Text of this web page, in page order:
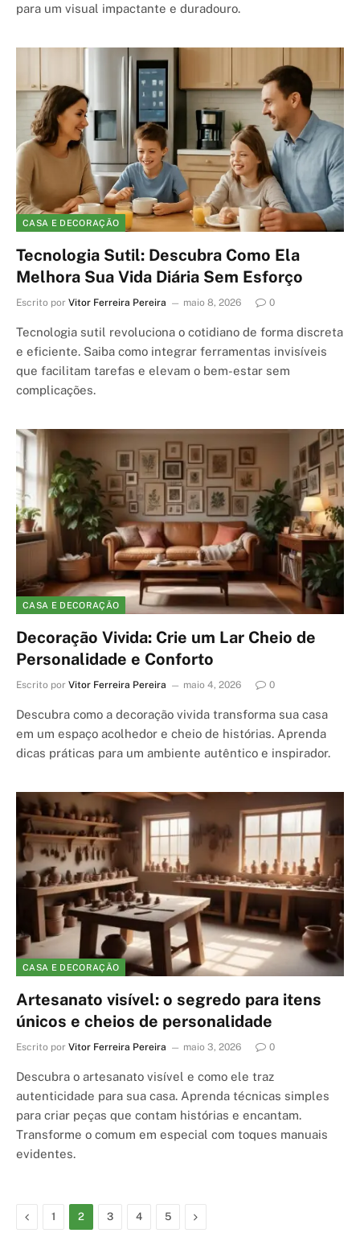
para um visual impactante e duradouro.
CASA E DECORAÇÃO
Tecnologia Sutil: Descubra Como Ela
Melhora Sua Vida Diária Sem Esforço
Escrito por Vitor Ferreira Pereira maio 8, 2026 0
Tecnologia sutil revoluciona o cotidiano de forma discreta
e eficiente. Saiba como integrar ferramentas invisíveis
que facilitam tarefas e elevam o bem-estar sem
complicações.
CASA E DECORAÇÃO
Decoração Vivida: Crie um Lar Cheio de
Personalidade e Conforto
Escrito por Vitor Ferreira Pereira maio 4, 2026 0
Descubra como a decoração vivida transforma sua casa
em um espaço acolhedor e cheio de histórias. Aprenda
dicas práticas para um ambiente autêntico e inspirador.
CASA E DECORAÇÃO
Artesanato visível: o segredo para itens
únicos e cheios de personalidade
Escrito por Vitor Ferreira Pereira maio 3, 2026 0
Descubra o artesanato visível e como ele traz
autenticidade para sua casa. Aprenda técnicas simples
para criar peças que contam histórias e encantam.
Transforme o comum em especial com toques manuais
evidentes.
Previous
1 2 3 4 5 Next